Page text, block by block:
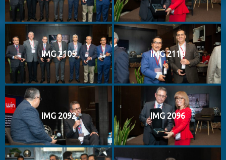
IMG 2105 IMG 2110
IMG 2092 IMG 2096